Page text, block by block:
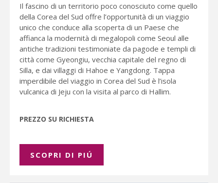
Il fascino di un territorio poco conosciuto come quello
della Corea del Sud offre l’opportunità di un viaggio
unico che conduce alla scoperta di un Paese che
affianca la modernità di megalopoli come Seoul alle
antiche tradizioni testimoniate da pagode e templi di
città come Gyeongiu, vecchia capitale del regno di
Silla, e dai villaggi di Hahoe e Yangdong. Tappa
imperdibile del viaggio in Corea del Sud è l’isola
vulcanica di Jeju con la visita al parco di Hallim.
PREZZO SU RICHIESTA
SCOPRI DI PIÚ